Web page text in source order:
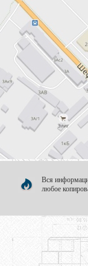
Вся
любое